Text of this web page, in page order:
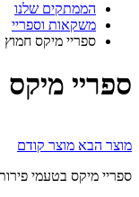
הממתקים שלנו
משקאות וספריי
ספריי מיקס
ספריי
מוצר הבא מוצר קודם
ספריי מיקס בטעמי